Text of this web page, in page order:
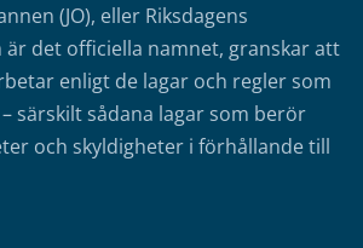
(JO), eller Riksdagens
det officiella namnet, granskar att
enligt de lagar och regler som
särskilt sådana lagar som berör
och skyldigheter i förhållande till